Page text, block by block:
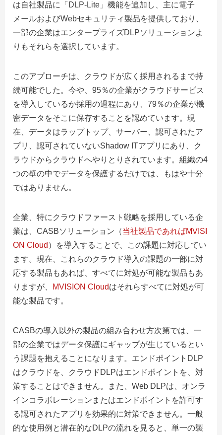
は自社製品に「DLP-Lite」機能を追加し、主に電子
メールおよびWebセキュリティ製品を提供しており、
一部の企業はエンタープライズDLPソリューションよ
りもそれらを選択しています。
このアプローチは、クラウドが広く採用されるまで持
続可能でした。今や、95％の企業がクラウドサービス
を導入しているか採用の過程にあり、79％の企業が機
密データをそこに保存することを認めています。現
在、データはラップトップ、サーバー、認可されたア
プリ、認可されていないShadow ITアプリにあり、ク
ラウドからクラウドへやりとりされています。組織の4
つの壁の中でデータを保護するだけでは、もはや十分
ではありません。
企業、特にクラウドファースト戦略を採用している企
業は、 CASBソリューション（当社製品であればMVISI
ON Cloud ）を導入することで、この課題に対応してい
ます。現在、これらのクラウド導入の課題の一部に対
応する製品もあれば、すべてに対処が可能な製品もあ
りますが、
MVISION Cloudはそれらすべてに対処が可
能な製品です。
CASBの導入以外の製品の組み合わせ方次第では、一
部の企業ではデータ保護にギャップが生じているとい
う課題を抱えることになります。エンドポイントDLP
はクラウドを、クラウドDLPはエンドポイントを、対
策することはできません。また、Web DLPは、オンラ
インコラボレーションまたはエンドポイントを許可す
る認可されたアプリを効果的に対策できません。一般
的な使用例と潜在的なDLPの流れを見ると、単一の製